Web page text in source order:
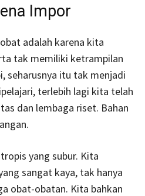
Impor
adalah karena kita
tak memiliki ketrampilan
seharusnya itu tak menjadi
terlebih lagi kita telah
dan lembaga riset. Bahan
yang subur. Kita
sangat kaya, tak hanya
obat-obatan. Kita bahkan